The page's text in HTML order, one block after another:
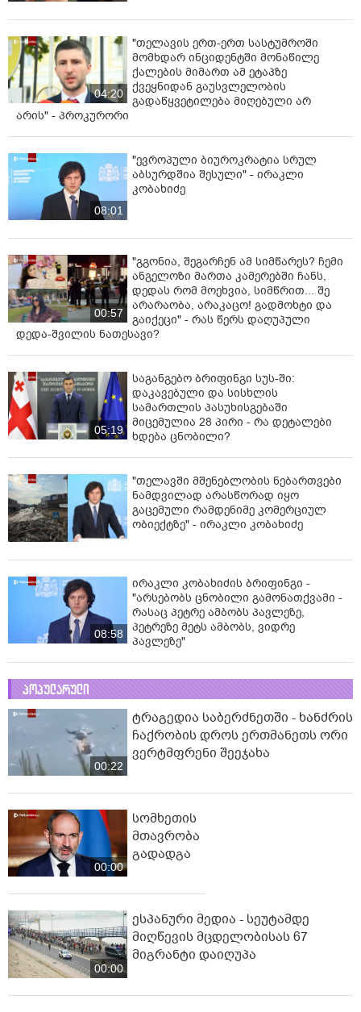
04:20
"თელავის ერთ-ერთ სასტუმროში
მომხდარ ინციდენტში მონაწილე
ქალების მიმართ ამ ეტაპზე
ქვეყნიდან გაუსვლელობის
გადაწყვეტილება მიღებული არ
არის" - პროკურორი
08:01
"ევროპული ბიუროკრატია სრულ
აბსურდშია შესული" - ირაკლი
კობახიძე
00:57
"გგონია, შეგარჩენ ამ სიმწარეს? ჩემი
ანგელოზი მართა კამერებში ჩანს,
დედას რომ მოეხვია, სიმწრით... შე
არარაობა, არაკაცო! გადმოხტი და
გაიქეცი" - რას წერს დაღუპული
დედა-შვილის ნათესავი?
05:19
საგანგებო ბრიფინგი სუს-ში:
დაკავებული და სისხლის
სამართლის პასუხისგებაში
მიცემულია 28 პირი - რა დეტალები
ხდება ცნობილი?
"თელავში მშენებლობის ნებართვები
ნამდვილად არასწორად იყო
გაცემული რამდენიმე კომერციულ
ობიექტზე" - ირაკლი კობახიძე
08:58
ირაკლი კობახიძის ბრიფინგი -
"არსებობს ცნობილი გამონათქვამი -
რასაც პეტრე ამბობს პავლეზე,
პეტრეზე მეტს ამბობს, ვიდრე
პავლეზე"
პოპულარული
00:22
ტრაგედია საბერძნეთში - ხანძრის
ჩაქრობის დროს ერთმანეთს ორი
ვერტმფრენი შეეჯახა
00:00
სომხეთის
მთავრობა
გადადგა
00:00
ესპანური მედია - სეუტამდე
მიღწევის მცდელობისას 67
მიგრანტი დაიღუპა